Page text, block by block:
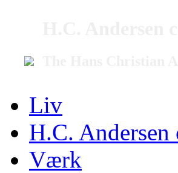
Liv
H.C. Andersen
Værk